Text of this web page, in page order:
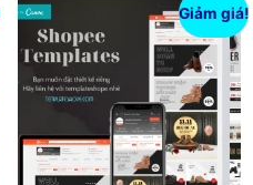
Giảm giá!